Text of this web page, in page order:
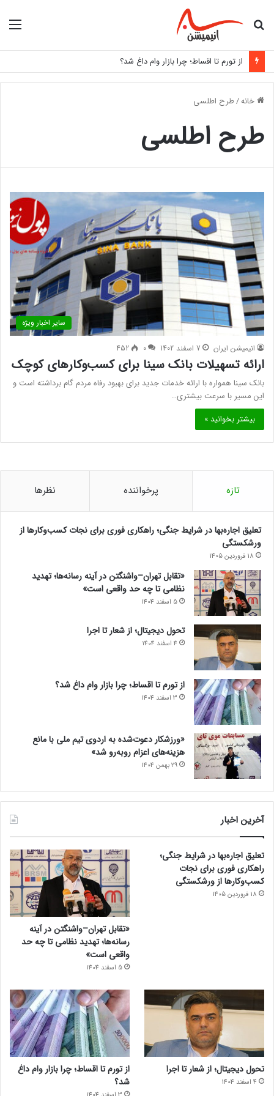
جستجو
از تورم تا اقساط؛ چرا بازار وام داغ شد؟
خانه/طرح اطلسی
طرح اطلسی
سایر اخبار ویژه
انیمیشن ایران 7 اسفند 1402 0
452
ارائه تسهیلات بانک سینا برای کسب‌وکارهای کوچک
بانک سینا همواره با ارائه خدمات جدید برای بهبود رفاه مردم گام برداشته است و
این مسیر با سرعت بیشتری…
بیشتر بخوانید »
تازه پرخواننده نظرها
تعلیق اجاره‌بها در شرایط جنگی؛ راهکاری فوری برای نجات کسب‌وکارها از
ورشکستگی
18 فروردین 1405
«تقابل تهران–واشنگتن در آینه رسانه‌ها؛ تهدید
نظامی تا چه حد واقعی است»
5 اسفند 1404
تحول دیجیتال؛ از شعار تا اجرا
4 اسفند 1404
از تورم تا اقساط؛ چرا بازار وام داغ شد؟
3 اسفند 1404
«ورزشکار دعوت‌شده به اردوی تیم ملی با مانع
هزینه‌های اعزام روبه‌رو شد»
29 بهمن 1404
آخرین اخبار
تعلیق اجاره‌بها در شرایط جنگی؛
راهکاری فوری برای نجات
کسب‌وکارها از ورشکستگی
18 فروردین 1405
«تقابل تهران–واشنگتن در آینه
رسانه‌ها؛ تهدید نظامی تا چه حد
واقعی است»
5 اسفند 1404
تحول دیجیتال؛ از شعار تا اجرا
4 اسفند 1404
از تورم تا اقساط؛ چرا بازار وام داغ
شد؟